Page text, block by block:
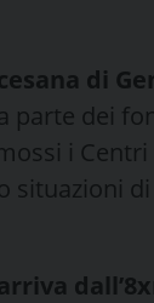
di
parte dei
i
situazioni